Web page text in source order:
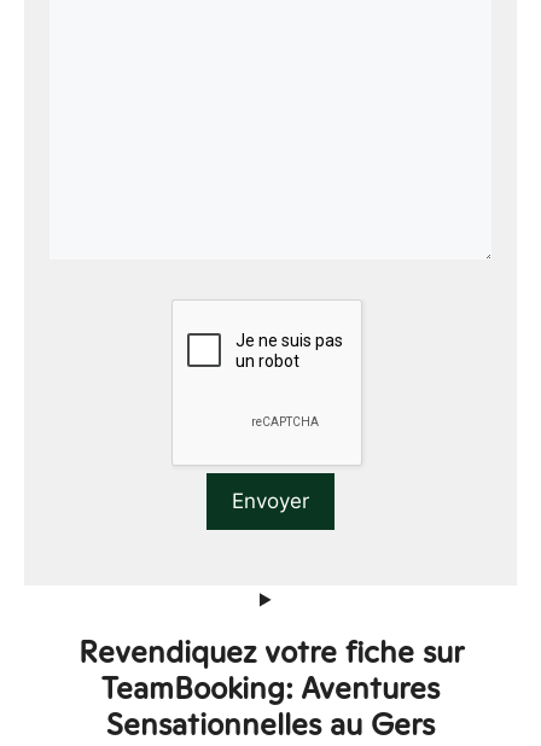
Revendiquez votre fiche sur
TeamBooking: Aventures
Sensationnelles au Gers